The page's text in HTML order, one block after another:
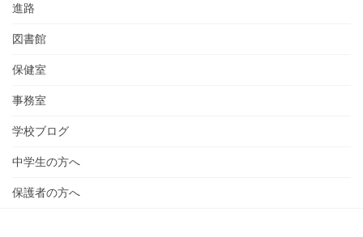
進路
図書館
保健室
事務室
学校ブログ
中学生の方へ
保護者の方へ